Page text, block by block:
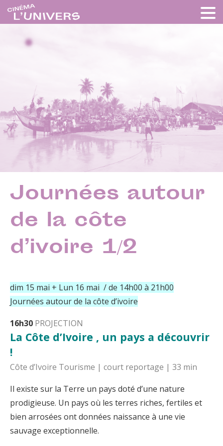
Journées autour
de la côte
d’ivoire 1/2
dim 15 mai + Lun 16 mai / de 14h00 à 21h00
Journées autour de la côte d’ivoire
16h30 PROJECTION
La Côte d’Ivoire , un pays a découvrir
!
Côte d’Ivoire Tourisme | court reportage | 33 min
Il existe sur la Terre un pays doté d’une nature
prodigieuse. Un pays où les terres riches, fertiles et
bien arrosées ont données naissance à une vie
sauvage exceptionnelle.